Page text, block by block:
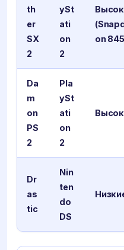
th
er
SX
2
ySt
ati
on
2
on
Da
m
on
PS
2
Pla
ySt
ati
on
2
Dr
as
tic
Nin
ten
do
DS